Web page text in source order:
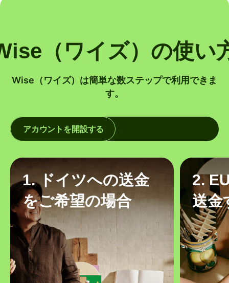
（ワイズ）の使い
Wise（ワイズ）は簡単な数ステップで利用できま
す。
アカウントを開設する
1. ドイツへの送金
をご希望の場合
2.
送金